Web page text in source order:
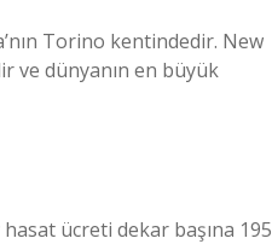
Torino kentindedir. New
ve dünyanın en büyük
hasat ücreti dekar başına 195